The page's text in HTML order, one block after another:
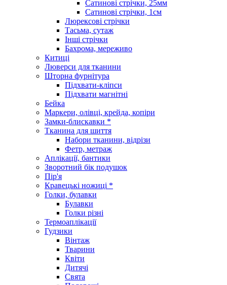
Сатинові стрічки, 25мм
Сатинові стрічки, 1см
Люрексові стрічки
Тасьма, сутаж
Інші стрічки
Бахрома, мереживо
Китиці
Люверси для тканини
Шторна фурнітура
Підхвати-кліпси
Підхвати магнітні
Бейка
Маркери, олівці, крейда, копіри
Замки-блискавки *
Тканина для шиття
Набори тканини, відрізи
Фетр, метраж
Аплікації, бантики
Зворотний бік подушок
Пір'я
Кравецькі ножиці *
Голки, булавки
Булавки
Голки різні
Термоаплікації
Гудзики
Вінтаж
Тварини
Квіти
Дитячі
Свята